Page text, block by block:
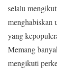
selalu
menghabiskan
yang
Memang
mengikuti